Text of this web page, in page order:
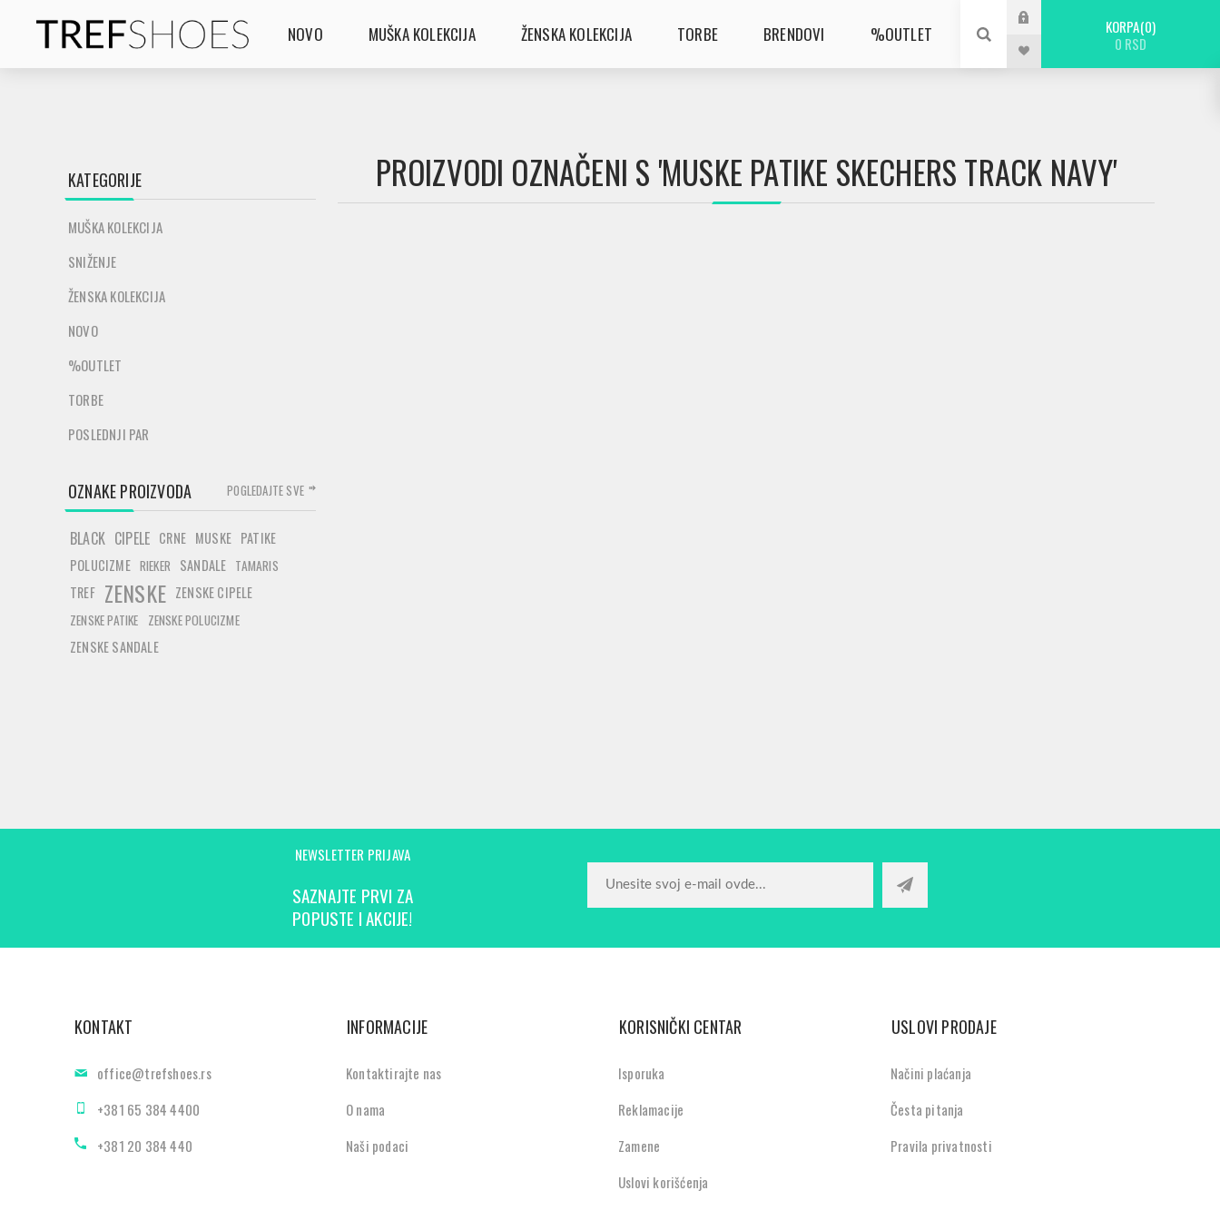
NOVO MUŠKA KOLEKCIJA ŽENSKA KOLEKCIJA TORBE BRENDOVI %OUTLET KORPA 0
0 RSD
PROIZVODI OZNAČENI S 'MUSKE PATIKE SKECHERS TRACK NAVY'
KATEGORIJE
MUŠKA KOLEKCIJA
SNIŽENJE
ŽENSKA KOLEKCIJA
NOVO
%OUTLET
TORBE
POSLEDNJI PAR
OZNAKE PROIZVODA
BLACK CIPELE CRNE MUSKE PATIKE
POLUCIZME RIEKER SANDALE TAMARIS
TREF ZENSKE ZENSKE CIPELE
ZENSKE PATIKE ZENSKE POLUCIZME
ZENSKE SANDALE
POGLEDAJTE SVE
NEWSLETTER PRIJAVA
SAZNAJTE PRVI ZA
POPUSTE I AKCIJE!
KONTAKT
office@trefshoes.rs
+381 65 384 4400
+381 20 384 440
INFORMACIJE
Kontaktirajte nas
O nama
Naši podaci
KORISNIČKI CENTAR
Isporuka
Reklamacije
Zamene
Uslovi korišćenja
USLOVI PRODAJE
Načini plaćanja
Česta pitanja
Pravila privatnosti